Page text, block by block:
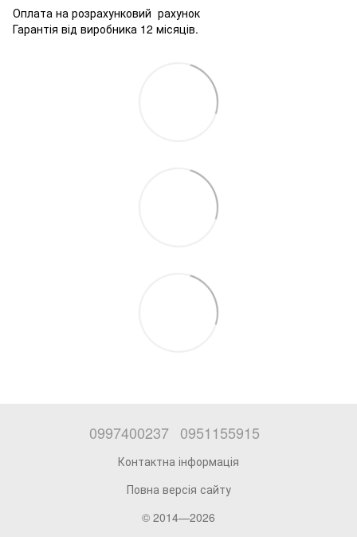
Оплата на розрахунковий рахунок
Гарантія від виробника 12 місяців.
0997400237 0951155915
Контактна інформація
Повна версія сайту
© 2014—2026